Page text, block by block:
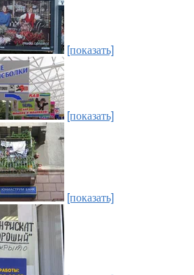
[показать]
[показать]
[показать]